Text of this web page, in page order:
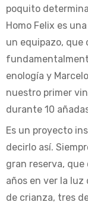
poquito
Homo Felix es
un equipazo, que
enología y
nuestro primer
durante 10
Es un proyecto
decirlo así.
gran reserva,
años en ver la luz
de crianza, tres